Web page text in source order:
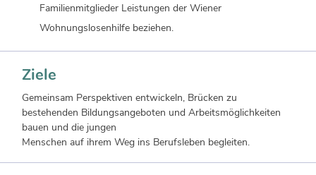
Familienmitglieder Leistungen der Wiener
Wohnungslosenhilfe beziehen.
Ziele
Gemeinsam Perspektiven entwickeln, Brücken zu
bestehenden Bildungsangeboten und Arbeitsmöglichkeiten
bauen und die jungen
Menschen auf ihrem Weg ins Berufsleben begleiten.